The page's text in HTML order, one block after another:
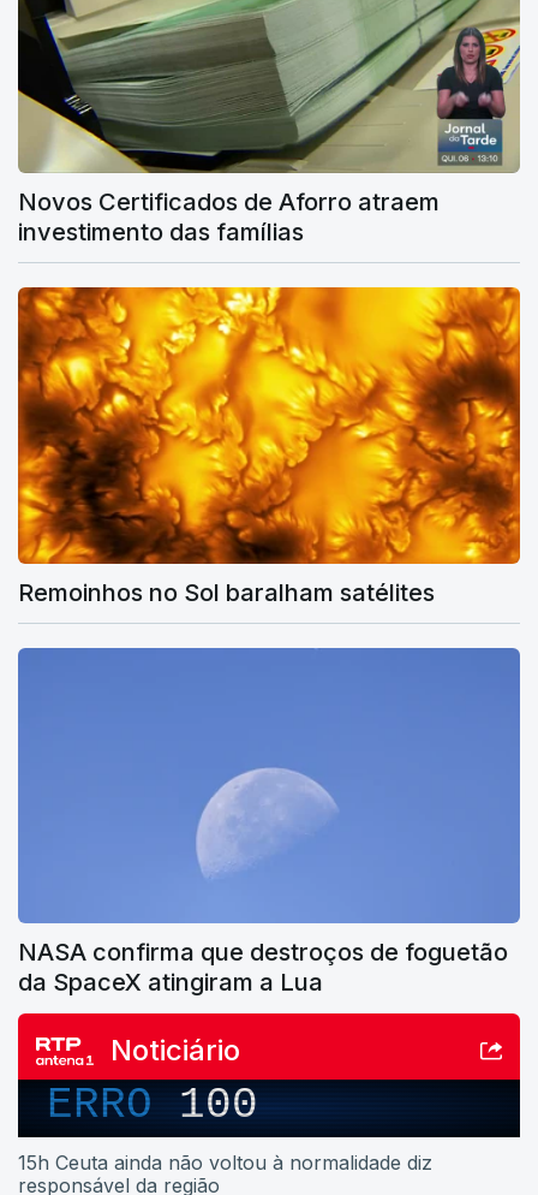
Novos Certificados de Aforro atraem
investimento das famílias
Remoinhos no Sol baralham satélites
NASA confirma que destroços de foguetão
da SpaceX atingiram a Lua
Noticiário
ERRO 100
15h Ceuta ainda não voltou à normalidade diz
responsável da região